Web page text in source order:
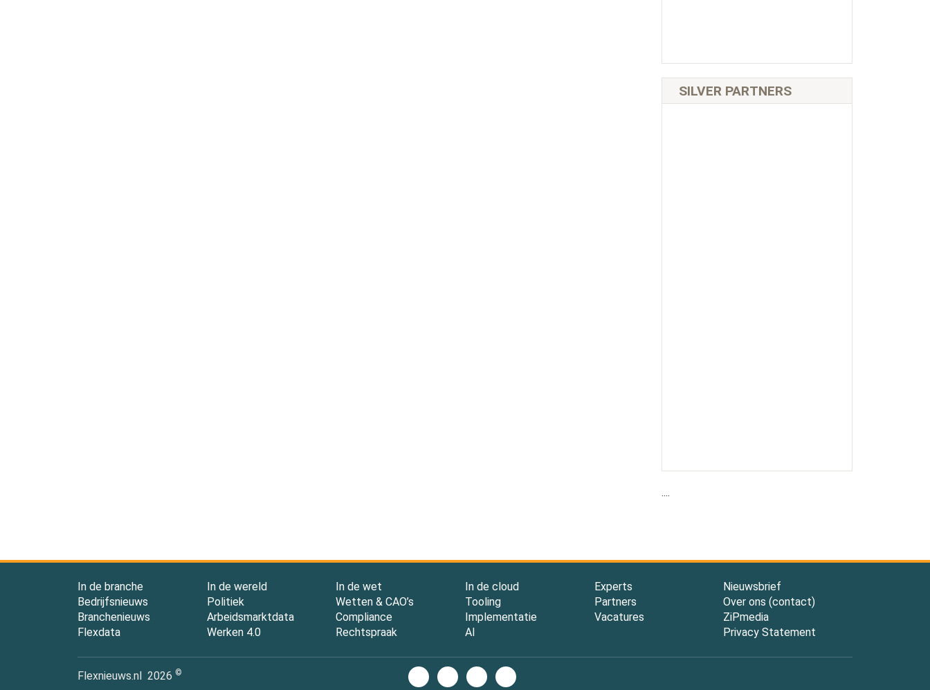
SILVER PARTNERS
....
In de branche
Bedrijfsnieuws
Branchenieuws
Flexdata
In de wereld
Politiek
Arbeidsmarktdata
Werken 4.0
In de wet
Wetten & CAO’s
Compliance
Rechtspraak
In de cloud
Tooling
Implementatie
AI
Experts
Partners
Vacatures
Nieuwsbrief
Over ons (contact)
ZiPmedia
Privacy Statement
Flexnieuws.nl 2026 ©